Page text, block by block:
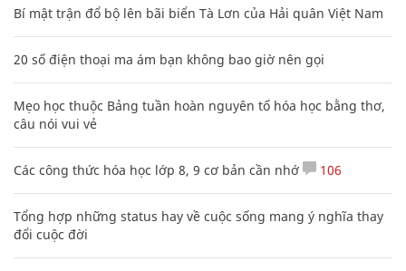
Bí mật trận đổ bộ lên bãi biển Tà Lơn của Hải quân Việt Nam
20 số điện thoại ma ám bạn không bao giờ nên gọi
Mẹo học thuộc Bảng tuần hoàn nguyên tố hóa học bằng thơ,
câu nói vui vẻ
Các công thức hóa học lớp 8, 9 cơ bản cần nhớ 106
Tổng hợp những status hay về cuộc sống mang ý nghĩa thay
đổi cuộc đời